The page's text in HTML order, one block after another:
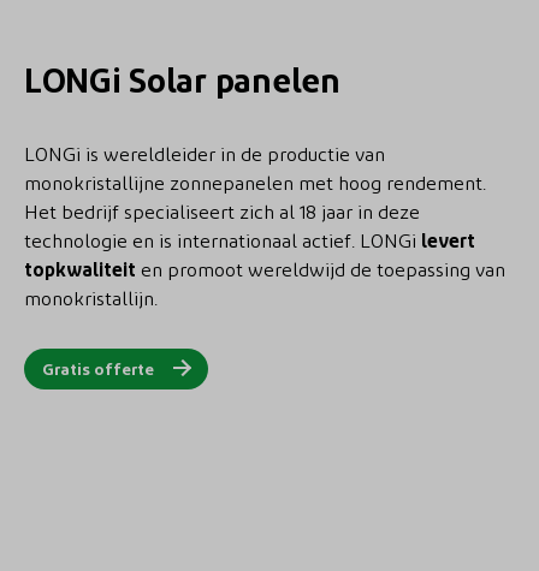
LONGi Solar panelen
LONGi is wereldleider in de productie van
monokristallijne zonnepanelen met hoog rendement.
Het bedrijf specialiseert zich al 18 jaar in deze
technologie en is internationaal actief. LONGi levert
topkwaliteit en promoot wereldwijd de toepassing van
monokristallijn.
Gratis offerte